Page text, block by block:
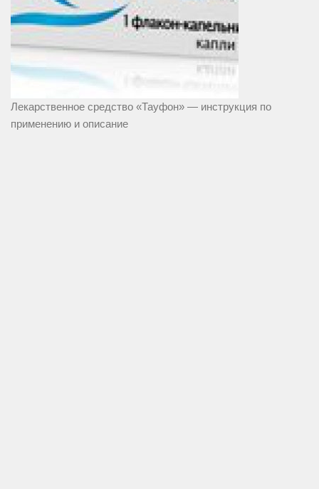
Лекарственное средство «Тауфон» — инструкция по
применению и описание